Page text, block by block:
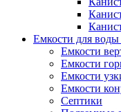
Емкости для воды
Емкости
Емкости
Емкости
Емкости
Септики